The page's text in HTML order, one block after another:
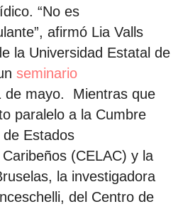
“No es
afirmó Lia Valls
la Universidad Estatal de
seminario
de mayo. Mientras que
paralelo a la Cumbre
Estados
(CELAC) y la
la investigadora
del Centro de